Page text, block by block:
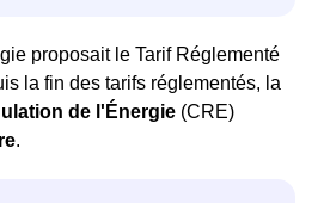
proposait le Tarif Réglementé
la fin des tarifs réglementés, la
de l'Énergie (CRE)
.